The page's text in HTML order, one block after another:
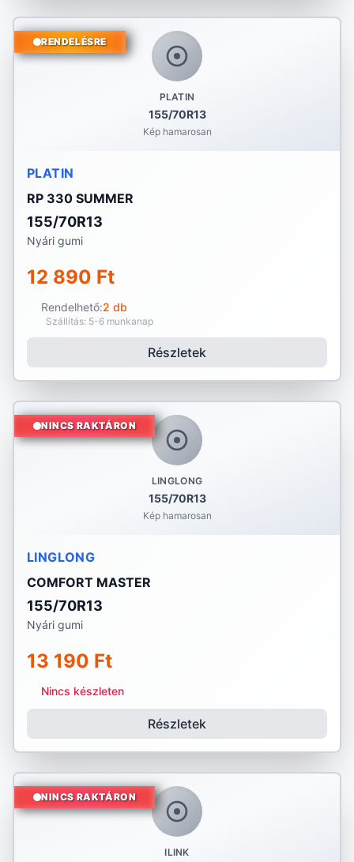
PLATIN
155/70R13
Kép hamarosan
RENDELÉSRE
PLATIN
RP 330 SUMMER
155/70R13
Nyári gumi
12 890 Ft
Rendelhető:2 db
Szállítás: 5-6 munkanap
Részletek
LINGLONG
155/70R13
Kép hamarosan
NINCS RAKTÁRON
LINGLONG
COMFORT MASTER
155/70R13
Nyári gumi
13 190 Ft
Nincs készleten
Részletek
ILINK
NINCS RAKTÁRON